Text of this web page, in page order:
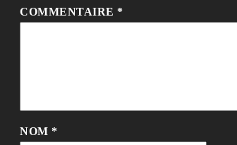
COMMENTAIRE *
NOM *